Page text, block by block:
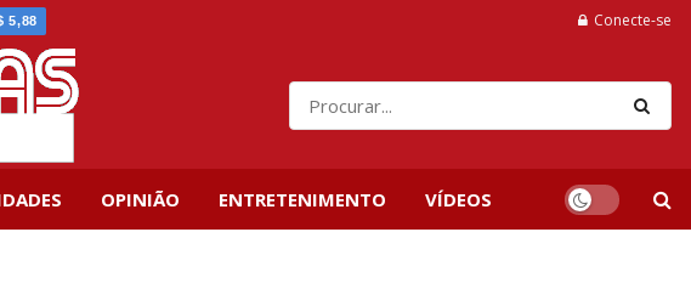
5,88 Conecte-se
OPINIÃO ENTRETENIMENTO VÍDEOS